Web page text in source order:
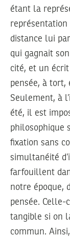
étant la
distance lui
qui gagnait
cité, et un
pensée, à tort,
Seulement, à
été, il est
philosophique
fixation sans
simultanéité
farfouillent
notre époque,
pensée. Celle-
tangible si on
commun.